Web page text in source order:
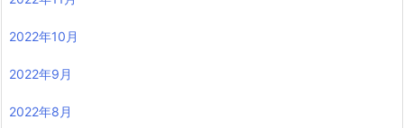
2022年10月
2022年9月
2022年8月